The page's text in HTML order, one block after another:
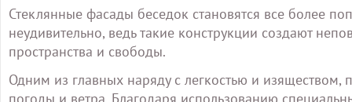
Стеклянные фасады беседок становятся все более
неудивительно, ведь такие конструкции создают
пространства и свободы.
Одним из главных наряду с легкостью и